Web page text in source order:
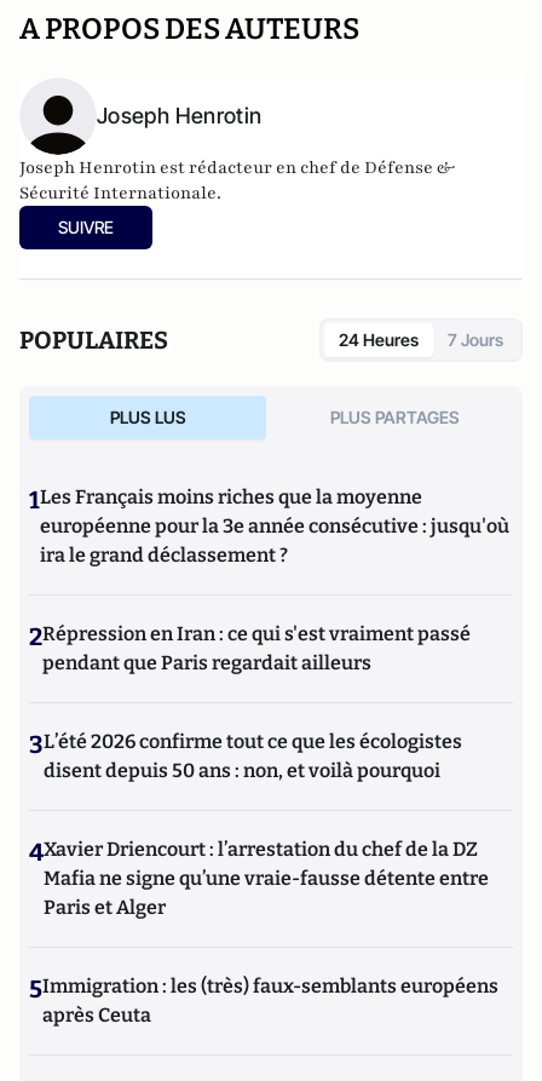
A PROPOS DES AUTEURS
Joseph Henrotin
Joseph Henrotin est rédacteur en chef de Défense &
Sécurité Internationale.
SUIVRE
POPULAIRES 24 Heures 7 Jours
PLUS LUS PLUS PARTAGES
1Les Français moins riches que la moyenne
européenne pour la 3e année consécutive : jusqu'où
ira le grand déclassement ?
2Répression en Iran : ce qui s'est vraiment passé
pendant que Paris regardait ailleurs
3L’été 2026 confirme tout ce que les écologistes
disent depuis 50 ans : non, et voilà pourquoi
4Xavier Driencourt : l’arrestation du chef de la DZ
Mafia ne signe qu’une vraie-fausse détente entre
Paris et Alger
5Immigration : les (très) faux-semblants européens
après Ceuta